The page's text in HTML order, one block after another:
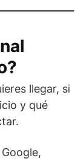
llegar, si
y qué